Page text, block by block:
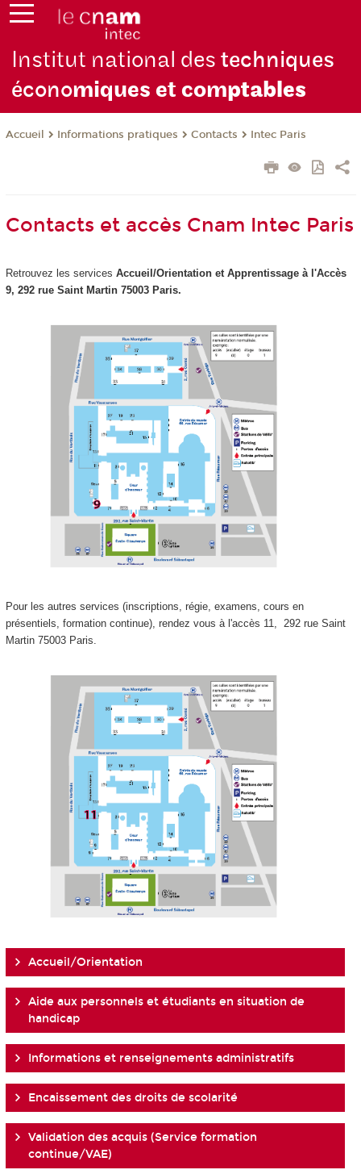
Institut national destechniques
économiques et comptables
Accueil Informations pratiques Contacts Intec Paris
Contacts et accès Cnam Intec Paris
Retrouvez les services Accueil/Orientation et Apprentissage à l'Accès
9, 292 rue Saint Martin 75003 Paris.
Pour les autres services (inscriptions, régie, examens, cours en
présentiels, formation continue), rendez vous à l'accès 11, 292 rue Saint
Martin 75003 Paris.
Accueil/Orientation
Aide aux personnels et étudiants en situation de
handicap
Informations et renseignements administratifs
Encaissement des droits de scolarité
Validation des acquis (Service formation
continue/VAE)